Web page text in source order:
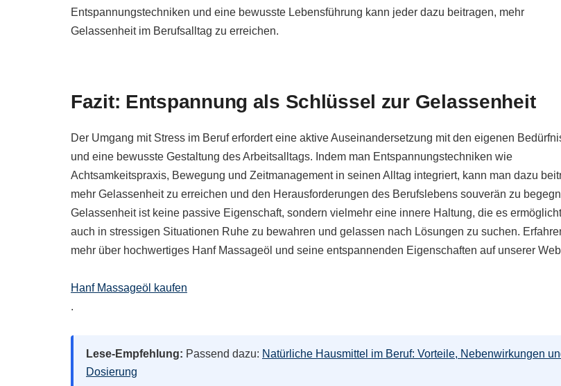
Entspannungstechniken und eine bewusste Lebensführung kann jeder dazu beitragen, mehr
Gelassenheit im Berufsalltag zu erreichen.
Fazit: Entspannung als Schlüssel zur Gelassenheit
Der Umgang mit Stress im Beruf erfordert eine aktive Auseinandersetzung mit den eigenen
und eine bewusste Gestaltung des Arbeitsalltags. Indem man Entspannungstechniken wie
Achtsamkeitspraxis, Bewegung und Zeitmanagement in seinen Alltag integriert, kann man dazu
mehr Gelassenheit zu erreichen und den Herausforderungen des Berufslebens souverän zu
Gelassenheit ist keine passive Eigenschaft, sondern vielmehr eine innere Haltung, die es
auch in stressigen Situationen Ruhe zu bewahren und gelassen nach Lösungen zu suchen.
mehr über hochwertiges Hanf Massageöl und seine entspannenden Eigenschaften auf unserer
Hanf Massageöl kaufen
.
Lese-Empfehlung: Passend dazu: Natürliche Hausmittel im Beruf: Vorteile, Nebenwirkungen
Dosierung